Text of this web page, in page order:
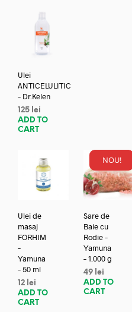
Ulei
ANTICELULITIC
– Dr.Kelen
125 lei
ADD TO
CART
Ulei de
masaj
FORHIM
–
Yamuna
– 50 ml
12 lei
ADD TO
CART
NOU!
Sare de
Baie cu
Rodie –
Yamuna
– 1.000 g
49 lei
ADD TO
CART